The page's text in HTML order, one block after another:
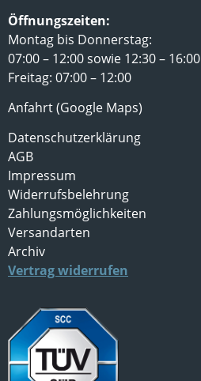
Öffnungszeiten:
Montag bis Donnerstag:
07:00 – 12:00 sowie 12:30 – 16:00
Freitag: 07:00 – 12:00
Anfahrt (Google Maps)
Datenschutzerklärung
AGB
Impressum
Widerrufsbelehrung
Zahlungsmöglichkeiten
Versandarten
Archiv
Vertrag widerrufen